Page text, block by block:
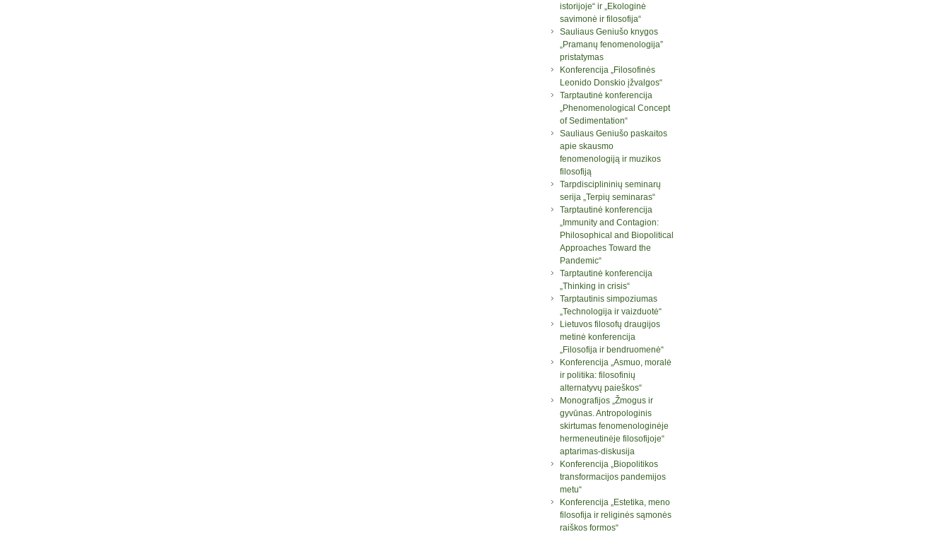
istorijoje“ ir „Ekologinė
savimonė ir filosofija“
Sauliaus Geniušo knygos
„Pramanų fenomenologija”
pristatymas
Konferencija „Filosofinės
Leonido Donskio įžvalgos“
Tarptautinė konferencija
„Phenomenological Concept
of Sedimentation“
Sauliaus Geniušo paskaitos
apie skausmo
fenomenologiją ir muzikos
filosofiją
Tarpdisciplininių seminarų
serija „Terpių seminaras“
Tarptautinė konferencija
„Immunity and Contagion:
Philosophical and Biopolitical
Approaches Toward the
Pandemic“
Tarptautinė konferencija
„Thinking in crisis“
Tarptautinis simpoziumas
„Technologija ir vaizduotė“
Lietuvos filosofų draugijos
metinė konferencija
„Filosofija ir bendruomenė“
Konferencija „Asmuo, moralė
ir politika: filosofinių
alternatyvų paieškos“
Monografijos „Žmogus ir
gyvūnas. Antropologinis
skirtumas fenomenologinėje
hermeneutinėje filosofijoje“
aptarimas-diskusija
Konferencija „Biopolitikos
transformacijos pandemijos
metu“
Konferencija „Estetika, meno
filosofija ir religinės sąmonės
raiškos formos“